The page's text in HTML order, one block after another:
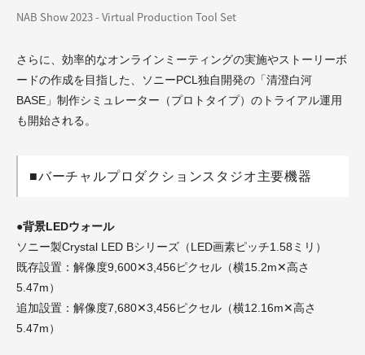
NAB Show 2023 - Virtual Production Tool Set
さらに、効率的なオンラインミーティングの実施やストーリーボ
ードの作成を目指した、ソニーPCL独自開発の「清澄白河
BASE」制作シミュレーター（プロトタイプ）のトライアル運用
も開始される。
■バーチャルプロダクションスタジオ主要機器
●背景LEDウォール
ソニー製Crystal LED Bシリーズ（LED画素ピッチ1.58ミリ）
既存設置：解像度9,600✕3,456ピクセル（横15.2m✕高さ
5.47m）
追加設置：解像度7,680✕3,456ピクセル（横12.16m✕高さ
5.47m）